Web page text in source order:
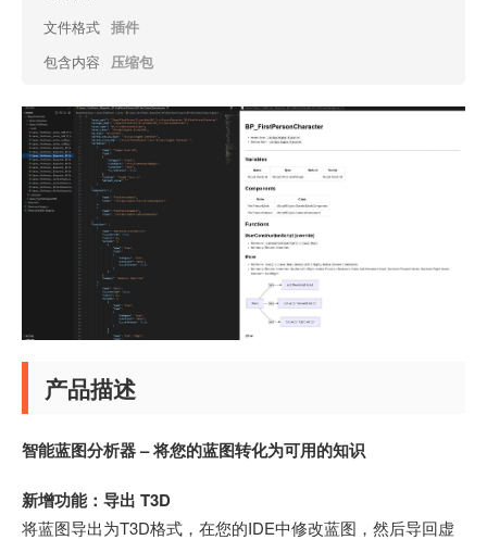
文件格式 插件
包含内容
压缩包
产品描述
智能蓝图分析器 – 将您的蓝图转化为可用的知识
新增功能：导出 T3D
将蓝图导出为T3D格式，在您的IDE中修改蓝图，然后导回虚